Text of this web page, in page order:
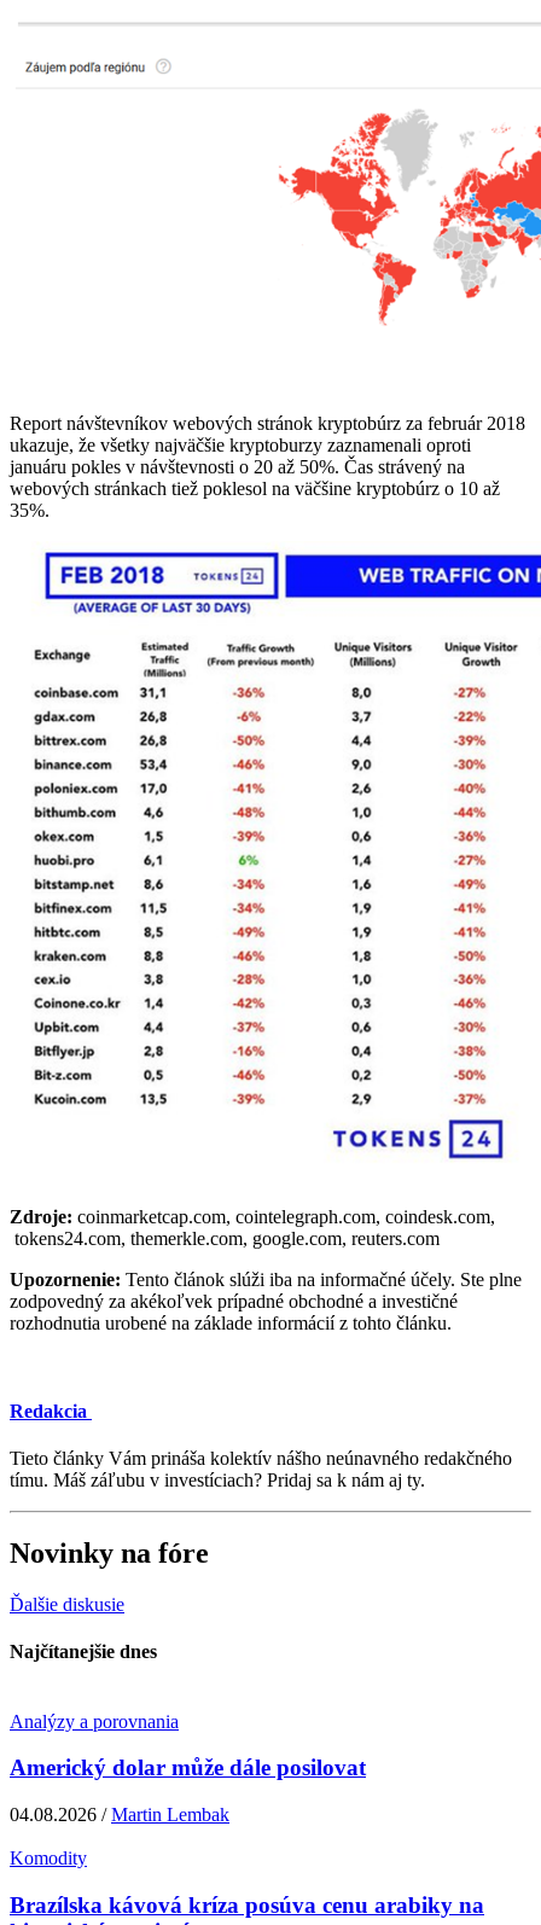
Report návštevníkov webových stránok kryptobúrz za február 2018
ukazuje, že všetky najväčšie kryptoburzy zaznamenali oproti
januáru pokles v návštevnosti o 20 až 50%. Čas strávený na
webových stránkach tiež poklesol na väčšine kryptobúrz o 10 až
35%.
Zdroje: coinmarketcap.com, cointelegraph.com, coindesk.com,
tokens24.com, themerkle.com, google.com, reuters.com
Upozornenie: Tento článok slúži iba na informačné účely. Ste plne
zodpovedný za akékoľvek prípadné obchodné a investičné
rozhodnutia urobené na základe informácií z tohto článku.
Redakcia
Tieto články Vám prináša kolektív nášho neúnavného redakčného
tímu. Máš záľubu v investíciach? Pridaj sa k nám aj ty.
Novinky na fóre
Ďalšie diskusie
Najčítanejšie dnes
Analýzy a porovnania
Americký dolar může dále posilovat
04.08.2026 /Martin Lembak
Komodity
Brazílska kávová kríza posúva cenu arabiky na